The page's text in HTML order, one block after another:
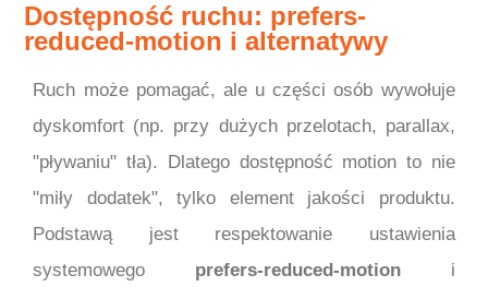
Dostępność ruchu: prefers-
reduced-motion i alternatywy
Ruch może pomagać, ale u części osób wywołuje
dyskomfort (np. przy dużych przelotach, parallax,
"pływaniu" tła). Dlatego dostępność motion to nie
"miły dodatek", tylko element jakości produktu.
Podstawą jest respektowanie ustawienia
systemowego prefers-reduced-motion i